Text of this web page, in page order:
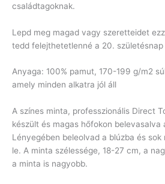
családtagoknak.
Lepd meg magad vagy szeretteidet
tedd felejthetetlenné a 20. születésnap
Anyaga: 100% pamut, 170-199 g/m2
amely minden alkatra jól áll
A színes minta, professzionális Direct
készült és magas hőfokon belevasalva
Lényegében beleolvad a blúzba és
le. A minta szélessége, 18-27 cm, a
a minta is nagyobb.